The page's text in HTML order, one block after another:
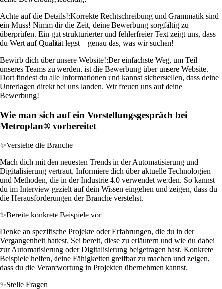
Achte auf die Details!:Korrekte Rechtschreibung und Grammatik sind
ein Muss! Nimm dir die Zeit, deine Bewerbung sorgfältig zu
überprüfen. Ein gut strukturierter und fehlerfreier Text zeigt uns, dass
du Wert auf Qualität legst – genau das, was wir suchen!
Bewirb dich über unsere Website!:Der einfachste Weg, um Teil
unseres Teams zu werden, ist die Bewerbung über unsere Website.
Dort findest du alle Informationen und kannst sicherstellen, dass deine
Unterlagen direkt bei uns landen. Wir freuen uns auf deine
Bewerbung!
Wie man sich auf ein Vorstellungsgespräch bei
Metroplan® vorbereitet
✨Verstehe die Branche
Mach dich mit den neuesten Trends in der Automatisierung und
Digitalisierung vertraut. Informiere dich über aktuelle Technologien
und Methoden, die in der Industrie 4.0 verwendet werden. So kannst
du im Interview gezielt auf dein Wissen eingehen und zeigen, dass du
die Herausforderungen der Branche verstehst.
✨Bereite konkrete Beispiele vor
Denke an spezifische Projekte oder Erfahrungen, die du in der
Vergangenheit hattest. Sei bereit, diese zu erläutern und wie du dabei
zur Automatisierung oder Digitalisierung beigetragen hast. Konkrete
Beispiele helfen, deine Fähigkeiten greifbar zu machen und zeigen,
dass du die Verantwortung in Projekten übernehmen kannst.
✨Stelle Fragen